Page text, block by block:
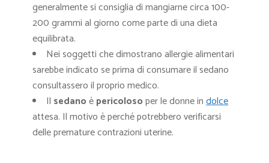
generalmente si consiglia di mangiarne circa 100-
200 grammi al giorno come parte di una dieta
equilibrata.
Nei soggetti che dimostrano allergie alimentari
sarebbe indicato se prima di consumare il sedano
consultassero il proprio medico.
Il sedanoèpericolosoper le donne indolce
attesa. Il motivo è perché potrebbero verificarsi
delle premature contrazioni uterine.